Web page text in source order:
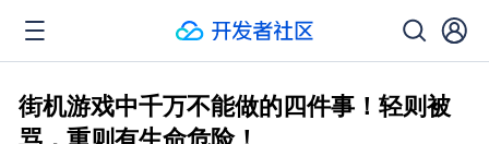
街机游戏中千万不能做的四件事！轻则被